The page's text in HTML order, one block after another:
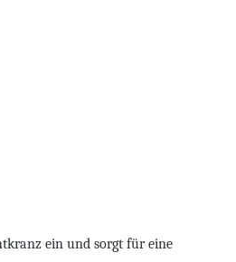
ein und sorgt für eine